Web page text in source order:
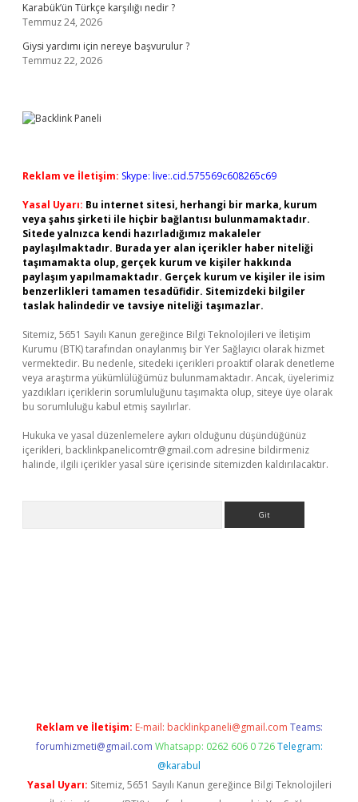
Karabük’ün Türkçe karşılığı nedir ?
Temmuz 24, 2026
Giysi yardımı için nereye başvurulur ?
Temmuz 22, 2026
Reklam ve İletişim: Skype: live:.cid.575569c608265c69
Yasal Uyarı: Bu internet sitesi, herhangi bir marka, kurum
veya şahıs şirketi ile hiçbir bağlantısı bulunmamaktadır.
Sitede yalnızca kendi hazırladığımız makaleler
paylaşılmaktadır. Burada yer alan içerikler haber niteliği
taşımamakta olup, gerçek kurum ve kişiler hakkında
paylaşım yapılmamaktadır. Gerçek kurum ve kişiler ile isim
benzerlikleri tamamen tesadüfidir. Sitemizdeki bilgiler
taslak halindedir ve tavsiye niteliği taşımazlar.
Sitemiz, 5651 Sayılı Kanun gereğince Bilgi Teknolojileri ve İletişim
Kurumu (BTK) tarafından onaylanmış bir Yer Sağlayıcı olarak hizmet
vermektedir. Bu nedenle, sitedeki içerikleri proaktif olarak denetleme
veya araştırma yükümlülüğümüz bulunmamaktadır. Ancak, üyelerimiz
yazdıkları içeriklerin sorumluluğunu taşımakta olup, siteye üye olarak
bu sorumluluğu kabul etmiş sayılırlar.
Hukuka ve yasal düzenlemelere aykırı olduğunu düşündüğünüz
içerikleri, backlinkpanelicomtr@gmail.com adresine bildirmeniz
halinde, ilgili içerikler yasal süre içerisinde sitemizden kaldırılacaktır.
Reklam ve İletişim: E-mail: backlinkpaneli@gmail.com Teams:
forumhizmeti@gmail.com Whatsapp: 0262 606 0 726 Telegram:
@karabul
Yasal Uyarı: Sitemiz, 5651 Sayılı Kanun gereğince Bilgi Teknolojileri